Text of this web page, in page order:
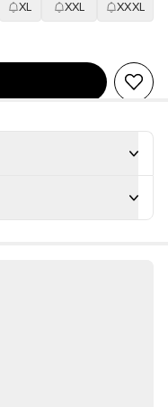
XL XXL XXXL